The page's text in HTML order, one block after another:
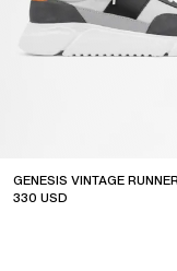
GENESIS VINTAGE RUNNER
330 USD